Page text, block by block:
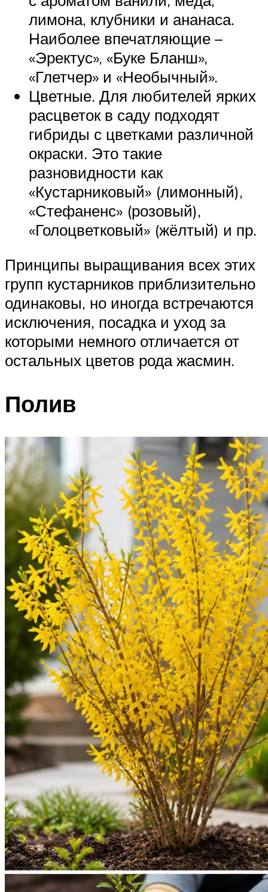
лимона, клубники и ананаса.
Наиболее впечатляющие –
«Эректус», «Буке Бланш»,
«Глетчер» и «Необычный».
Цветные. Для любителей ярких
расцветок в саду подходят
гибриды с цветками различной
окраски. Это такие
разновидности как
«Кустарниковый» (лимонный),
«Стефаненс» (розовый),
«Голоцветковый» (жёлтый) и пр.
Принципы выращивания всех этих
групп кустарников приблизительно
одинаковы, но иногда встречаются
исключения, посадка и уход за
которыми немного отличается от
остальных цветов рода жасмин.
Полив